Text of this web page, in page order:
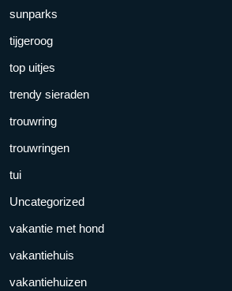
sunparks
tijgeroog
top uitjes
trendy sieraden
trouwring
trouwringen
tui
Uncategorized
vakantie met hond
vakantiehuis
vakantiehuizen